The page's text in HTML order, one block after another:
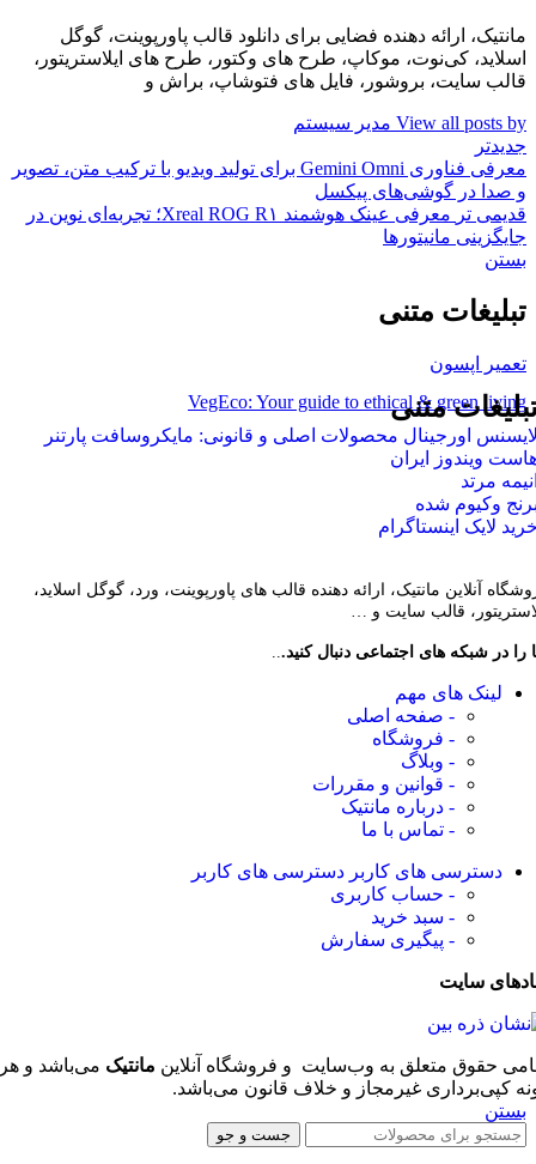
مانتیک، ارائه دهنده فضایی برای دانلود قالب پاورپوینت، گوگل
اسلاید، کی‌نوت، موکاپ، طرح های وکتور، طرح های ایلاستریتور،
قالب سایت، بروشور، فایل های فتوشاپ، براش و
View all posts by مدیر سیستم
جدیدتر
معرفی فناوری Gemini Omni برای تولید ویدیو با ترکیب متن، تصویر
و صدا در گوشی‌های پیکسل
قدیمی تر
معرفی عینک هوشمند Xreal ROG R۱؛ تجربه‌ای نوین در
جایگزینی مانیتورها
بستن
تبلیغات متنی
تعمیر اپسون
VegEco: Your guide to ethical & green living
متنی
اورجینال محصولات اصلی و قانونی: مایکروسافت پارتنر
ویندوز ایران
مرتد
وکیوم شده
لایک اینستاگرام
آنلاین مانتیک، ارائه دهنده قالب های پاورپوینت، ورد، گوگل اسلاید،
قالب سایت و …
را در شبکه های اجتماعی دنبال کنید...
لینک های مهم
- صفحه اصلی
- فروشگاه
- وبلاگ
- قوانین و مقررات
- درباره مانتیک
- تماس با ما
دسترسی های کاربر دسترسی های کاربر
- حساب کاربری
- سبد خرید
- پیگیری سفارش
سایت
حقوق متعلق به وب‌سایت و فروشگاه‌ آنلاین مانتیک می‌باشد و هر
کپی‌برداری غیرمجاز و خلاف قانون می‌باشد.
بستن
جست و جو